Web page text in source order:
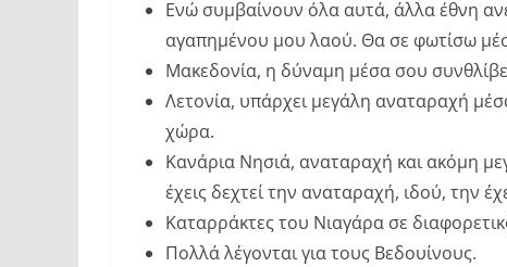
Ενώ συμβαίνουν όλα αυτά, άλλα έθνη
αγαπημένου μου λαού. Θα σε φωτίσω
Μακεδονία, η δύναμη μέσα σου
Λετονία, υπάρχει μεγάλη αναταραχή
χώρα.
Κανάρια Νησιά, αναταραχή και ακόμη
έχεις δεχτεί την αναταραχή, ιδού, την
Καταρράκτες του Νιαγάρα σε
Πολλά λέγονται για τους Βεδουίνους.